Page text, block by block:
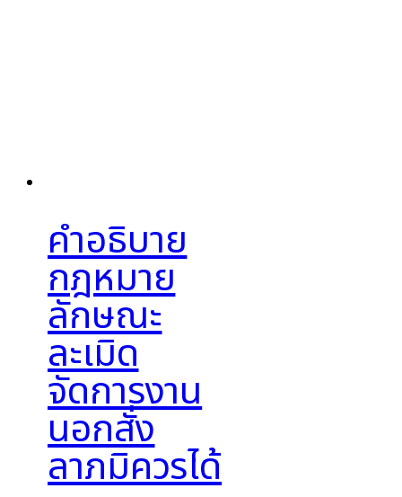
คำอธิบาย
กฎหมาย
ลักษณะ
ละเมิด
จัดการงาน
นอกสั่ง
ลาภมิควรได้